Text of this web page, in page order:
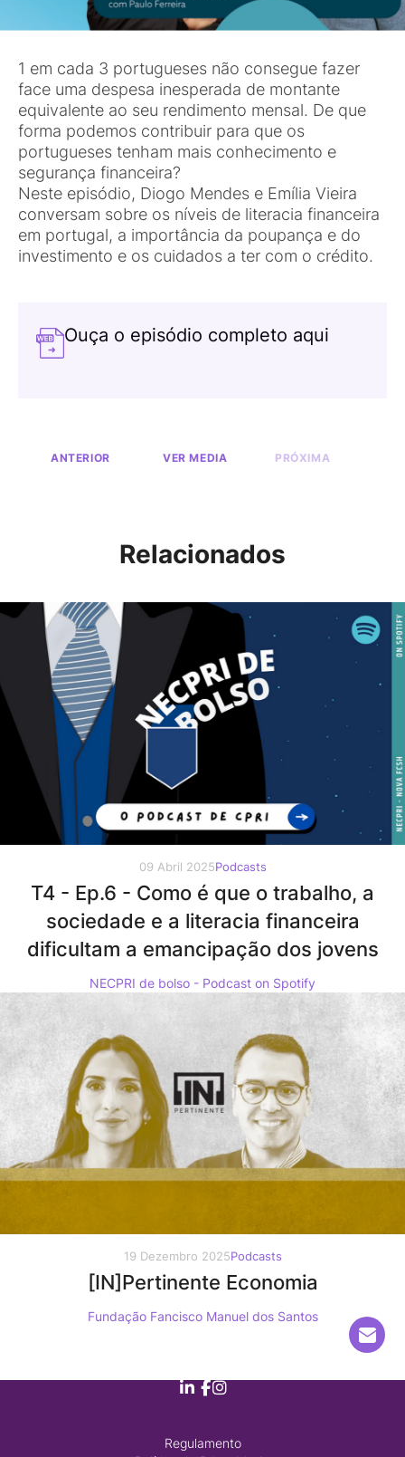
1 em cada 3 portugueses não consegue fazer
face uma despesa inesperada de montante
equivalente ao seu rendimento mensal. De que
forma podemos contribuir para que os
portugueses tenham mais conhecimento e
segurança financeira?
Neste episódio, Diogo Mendes e Emília Vieira
conversam sobre os níveis de literacia financeira
em portugal, a importância da poupança e do
investimento e os cuidados a ter com o crédito.
Ouça o episódio completo aqui
ANTERIOR VER MEDIA PRÓXIMA
Relacionados
09 Abril 2025Podcasts
T4 - Ep.6 - Como é que o trabalho, a
sociedade e a literacia financeira
dificultam a emancipação dos jovens
NECPRI de bolso - Podcast on Spotify
19 Dezembro 2025Podcasts
[IN]Pertinente Economia
Fundação Fancisco Manuel dos Santos
Regulamento